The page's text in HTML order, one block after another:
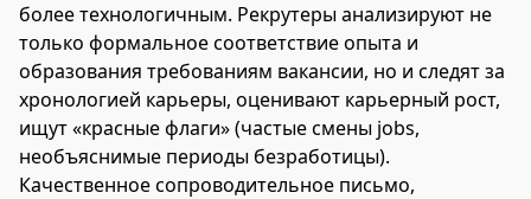
более технологичным. Рекрутеры анализируют не
только формальное соответствие опыта и
образования требованиям вакансии, но и следят за
хронологией карьеры, оценивают карьерный рост,
ищут «красные флаги» (частые смены jobs,
необъяснимые периоды безработицы).
Качественное сопроводительное письмо,